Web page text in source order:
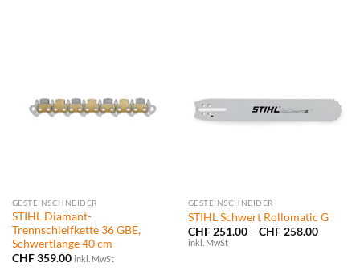
GESTEINSCHNEIDER
STIHL Diamant-
Trennschleifkette 36 GBE,
Schwertlänge 40 cm
CHF359.00 inkl. MwSt
GESTEINSCHNEIDER
STIHL Schwert Rollomatic G
CHF251.00 – CHF258.00
inkl. MwSt